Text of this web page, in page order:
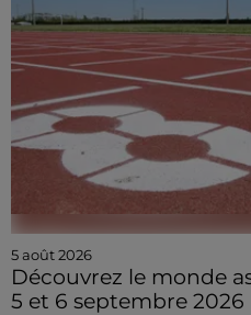
5 août 2026
Découvrez le monde
5 et 6 septembre 2026